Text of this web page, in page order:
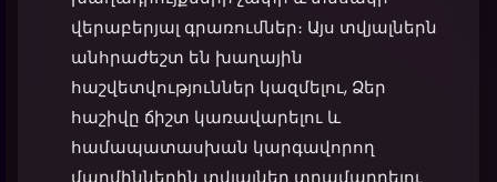
վերաբերյալ գրառումներ։ Այս տվյալներն
անհրաժեշտ են խաղային
հաշվետվություններ կազմելու, Ձեր
հաշիվը ճիշտ կառավարելու և
համապատասխան կարգավորող